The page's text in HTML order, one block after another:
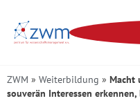
ZWM » Weiterbildung » Macht
souverän Interessen